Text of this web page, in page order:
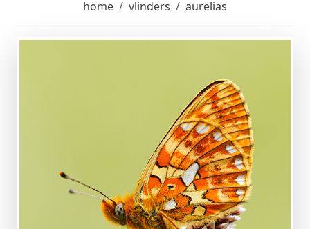
home vlinders aurelias